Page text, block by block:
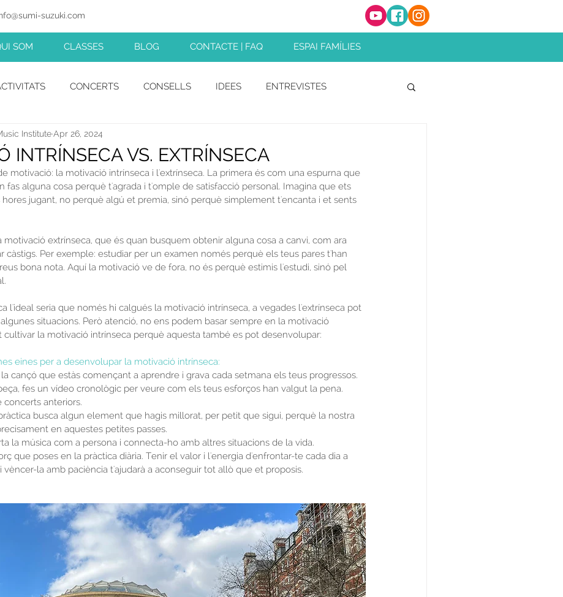
suzuki.com
SOM CLASSES BLOG CONTACTE | FAQ ESPAI FAMÍLIES
CONCERTS CONSELLS IDEES ENTREVISTES
INTRÍNSECA VS. EXTRÍNSECA
Institute Apr 26, 2024
motivació: la motivació intrínseca i l'extrínseca. La primera és com una espurna que
fas alguna cosa perquè t'agrada i t'omple de satisfacció personal. Imagina que ets
hores jugant, no perquè algú et premia, sinó perquè simplement t'encanta i et sents
motivació extrínseca, que és quan busquem obtenir alguna cosa a canvi, com ara
càstigs. Per exemple: estudiar per un examen només perquè els teus pares t'han
bona nota. Aquí la motivació ve de fora, no és perquè estimis l'estudi, sinó pel
l'ideal seria que només hi calgués la motivació intrínseca, a vegades l'extrínseca pot
situacions. Però atenció, no ens podem basar sempre en la motivació
cultivar la motivació intrínseca perquè aquesta també es pot desenvolupar:
eines per a desenvolupar la motivació intrínseca:
cançó que estàs començant a aprendre i grava cada setmana els teus progressos.
fes un vídeo cronològic per veure com els teus esforços han valgut la pena.
concerts anteriors.
busca algun element que hagis millorat, per petit que sigui, perquè la nostra
en aquestes petites passes.
la música com a persona i connecta-ho amb altres situacions de la vida.
que poses en la pràctica diària. Tenir el valor i l'energia d'enfrontar-te cada dia a
vèncer-la amb paciència t'ajudarà a aconseguir tot allò que et proposis.